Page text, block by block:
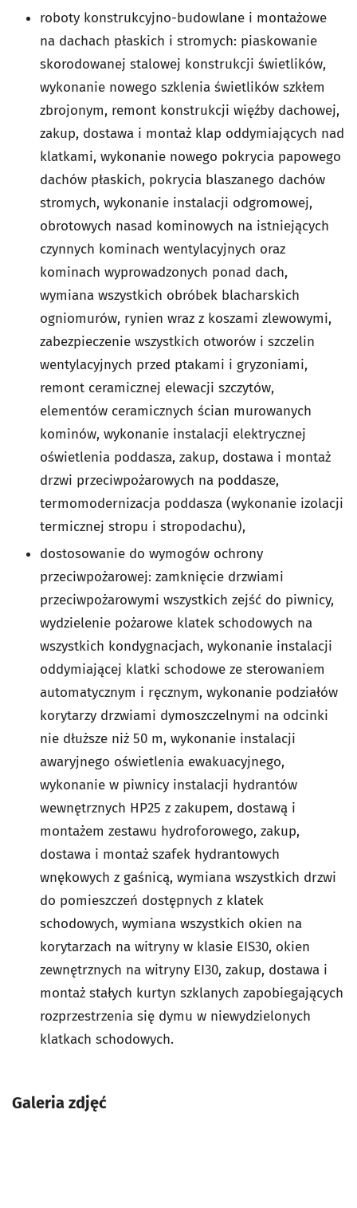
roboty konstrukcyjno-budowlane i montażowe
na dachach płaskich i stromych: piaskowanie
skorodowanej stalowej konstrukcji świetlików,
wykonanie nowego szklenia świetlików szkłem
zbrojonym, remont konstrukcji więźby dachowej,
zakup, dostawa i montaż klap oddymiających nad
klatkami, wykonanie nowego pokrycia papowego
dachów płaskich, pokrycia blaszanego dachów
stromych, wykonanie instalacji odgromowej,
obrotowych nasad kominowych na istniejących
czynnych kominach wentylacyjnych oraz
kominach wyprowadzonych ponad dach,
wymiana wszystkich obróbek blacharskich
ogniomurów, rynien wraz z koszami zlewowymi,
zabezpieczenie wszystkich otworów i szczelin
wentylacyjnych przed ptakami i gryzoniami,
remont ceramicznej elewacji szczytów,
elementów ceramicznych ścian murowanych
kominów, wykonanie instalacji elektrycznej
oświetlenia poddasza, zakup, dostawa i montaż
drzwi przeciwpożarowych na poddasze,
termomodernizacja poddasza (wykonanie izolacji
termicznej stropu i stropodachu),
dostosowanie do wymogów ochrony
przeciwpożarowej: zamknięcie drzwiami
przeciwpożarowymi wszystkich zejść do piwnicy,
wydzielenie pożarowe klatek schodowych na
wszystkich kondygnacjach, wykonanie instalacji
oddymiającej klatki schodowe ze sterowaniem
automatycznym i ręcznym, wykonanie podziałów
korytarzy drzwiami dymoszczelnymi na odcinki
nie dłuższe niż 50 m, wykonanie instalacji
awaryjnego oświetlenia ewakuacyjnego,
wykonanie w piwnicy instalacji hydrantów
wewnętrznych HP25 z zakupem, dostawą i
montażem zestawu hydroforowego, zakup,
dostawa i montaż szafek hydrantowych
wnękowych z gaśnicą, wymiana wszystkich drzwi
do pomieszczeń dostępnych z klatek
schodowych, wymiana wszystkich okien na
korytarzach na witryny w klasie EIS30, okien
zewnętrznych na witryny EI30, zakup, dostawa i
montaż stałych kurtyn szklanych zapobiegających
rozprzestrzenia się dymu w niewydzielonych
klatkach schodowych.
Galeria zdjęć